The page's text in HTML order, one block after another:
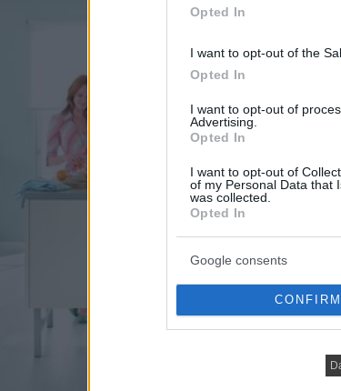
Opted In
I want to opt-out of the
Opted In
I want to opt-out of
Advertising.
Opted In
I want to opt-out of
of my Personal Data that
was collected.
Opted In
Google consents
CONFIRM